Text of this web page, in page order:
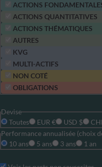
ACTIONS
ACTIONS QUANTITATIVES
ACTIONS THÉMATIQUES
AUTRES
KVG
MULTI-ACTIFS
NON COTÉ
OBLIGATIONS
Devise
Toutes
EUR € USD $
Performance annualisée (choix
10 ans
5 ans 3 ans 1 an